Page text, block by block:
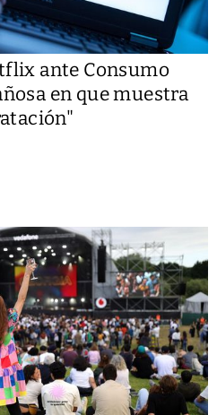
ante Consumo
en que muestra